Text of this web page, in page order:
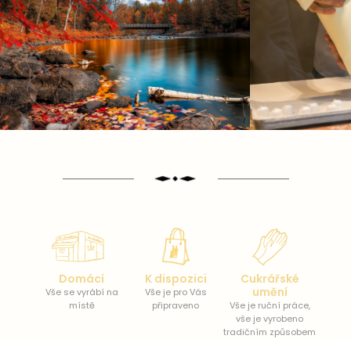
Domácí
Vše se vyrábí na
místě
K dispozici
Vše je pro Vás
připraveno
Cukrářské
umění
Vše je ruční práce,
vše je vyrobeno
tradičním způsobem